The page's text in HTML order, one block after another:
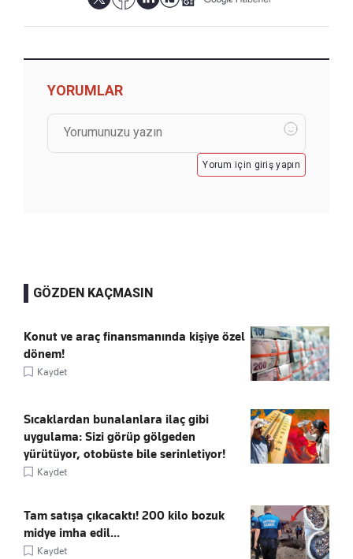
YORUMLAR
Yorum için giriş yapın
GÖZDEN KAÇMASIN
Konut ve araç finansmanında kişiye özel
dönem!
Kaydet
Sıcaklardan bunalanlara ilaç gibi
uygulama: Sizi görüp gölgeden
yürütüyor, otobüste bile serinletiyor!
Kaydet
Tam satışa çıkacaktı! 200 kilo bozuk
midye imha edil...
Kaydet